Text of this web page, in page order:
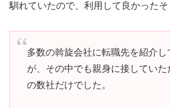
馴れていたので、利用して良かったそ
多数の斡旋会社に転職先を紹介し
が、その中でも親身に接していた
の数社だけでした。